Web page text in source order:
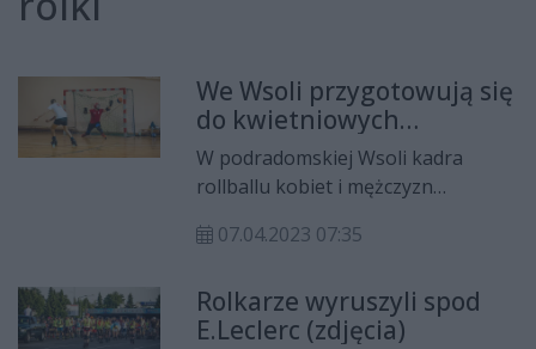
We Wsoli przygotowują się
do kwietniowych
mistrzostw świata!
W podradomskiej Wsoli kadra
rollballu kobiet i mężczyzn
świata, które za kilkanaście dni
zespołu stanowią radomianie.
07.04.2023 07:35
Rolkarze wyruszyli spod
E.Leclerc (zdjęcia)